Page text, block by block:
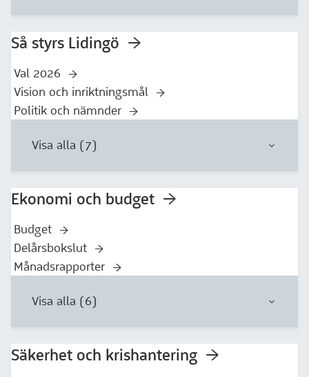
Så styrs Lidingö
Val 2026
Vision och inriktningsmål
Politik och nämnder
Visa alla (7)
Ekonomi och budget
Budget
Delårsbokslut
Månadsrapporter
Visa alla (6)
Säkerhet och krishantering